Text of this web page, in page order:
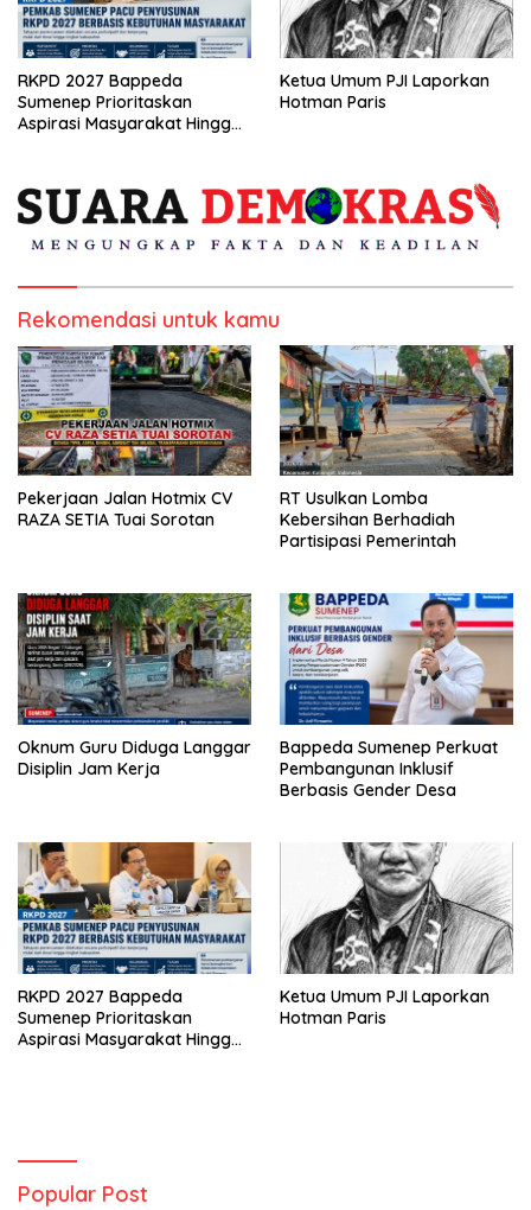
RKPD 2027 Bappeda
Sumenep Prioritaskan
Aspirasi Masyarakat Hingga
Ketua Umum PJI Laporkan
Hotman Paris
Rekomendasi untuk kamu
Pekerjaan Jalan Hotmix CV
RAZA SETIA Tuai Sorotan
RT Usulkan Lomba
Kebersihan Berhadiah
Partisipasi Pemerintah
Oknum Guru Diduga Langgar
Disiplin Jam Kerja
Bappeda Sumenep Perkuat
Pembangunan Inklusif
Berbasis Gender Desa
RKPD 2027 Bappeda
Sumenep Prioritaskan
Aspirasi Masyarakat Hingga
Ketua Umum PJI Laporkan
Hotman Paris
Popular Post